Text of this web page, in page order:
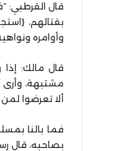
قال القرطبي:
بقتالهم،
وأوامره
قال مالك:
مشتبهة، وأرى
ألا تعرضوا
فما بالنا
بصاحبه، قال